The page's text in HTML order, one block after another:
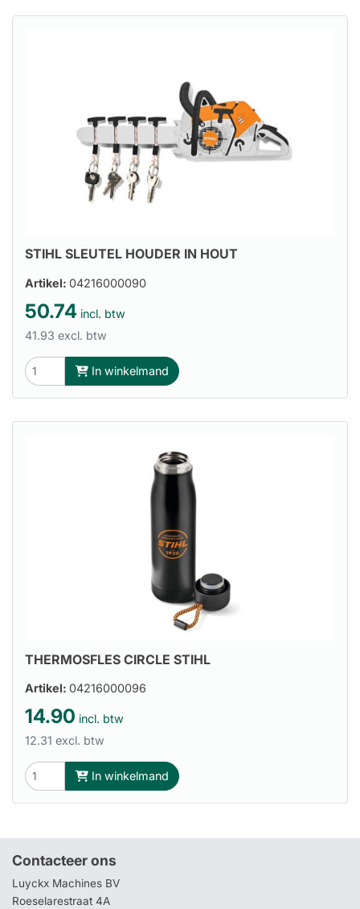
STIHL SLEUTEL HOUDER IN HOUT
Artikel: 04216000090
50.74 incl. btw
41.93 excl. btw
In winkelmand
THERMOSFLES CIRCLE STIHL
Artikel: 04216000096
14.90 incl. btw
12.31 excl. btw
In winkelmand
Contacteer ons
Luyckx Machines BV
Roeselarestraat 4A